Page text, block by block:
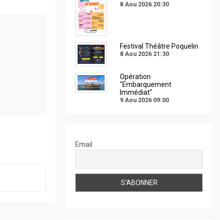
8 Aou 2026 20:30
Festival Théâtre Poquelin
8 Aou 2026 21:30
Opération
"Embarquement
Immédiat"
9 Aou 2026 09:00
Email